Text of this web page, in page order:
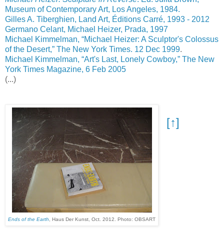
Museum of Contemporary Art, Los Angeles, 1984.
Gilles A. Tiberghien, Land Art, Éditions Carré, 1993 - 2012
Germano Celant, Michael Heizer, Prada, 1997
Michael Kimmelman, “Michael Heizer: A Sculptor's Colossus
of the Desert,” The New York Times. 12 Dec 1999.
Michael Kimmelman, “Art's Last, Lonely Cowboy,” The New
York Times Magazine, 6 Feb 2005
(...)
Ends of the Earth, Haus Der Kunst, Oct. 2012. Photo: OBSART
[↑]